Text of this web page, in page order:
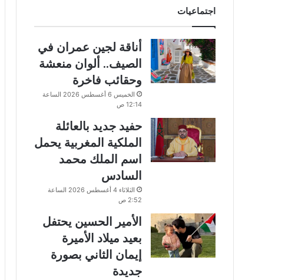
اجتماعيات
أناقة لجين عمران في
الصيف.. ألوان منعشة
وحقائب فاخرة
الخميس 6 أغسطس 2026 الساعة
12:14 ص
حفيد جديد بالعائلة
الملكية المغربية يحمل
اسم الملك محمد
السادس
الثلاثاء 4 أغسطس 2026 الساعة
2:52 ص
الأمير الحسين يحتفل
بعيد ميلاد الأميرة
إيمان الثاني بصورة
جديدة